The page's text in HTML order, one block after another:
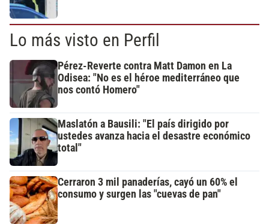
Lo más visto en Perfil
Pérez-Reverte contra Matt Damon en La
Odisea: "No es el héroe mediterráneo que
nos contó Homero"
Maslatón a Bausili: "El país dirigido por
ustedes avanza hacia el desastre económico
total"
Cerraron 3 mil panaderías, cayó un 60% el
consumo y surgen las "cuevas de pan"